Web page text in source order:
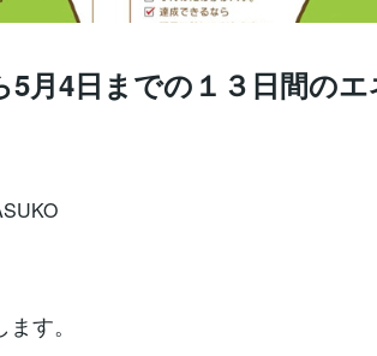
月4日までの１３日間の
す。